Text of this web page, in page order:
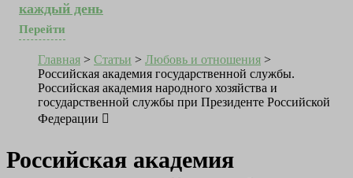
каждый день
Перейти
Главная > Статьи > Любовь и отношения >
Российская академия государственной службы.
Российская академия народного хозяйства и
государственной службы при Президенте Российской
Федерации 
Российская академия